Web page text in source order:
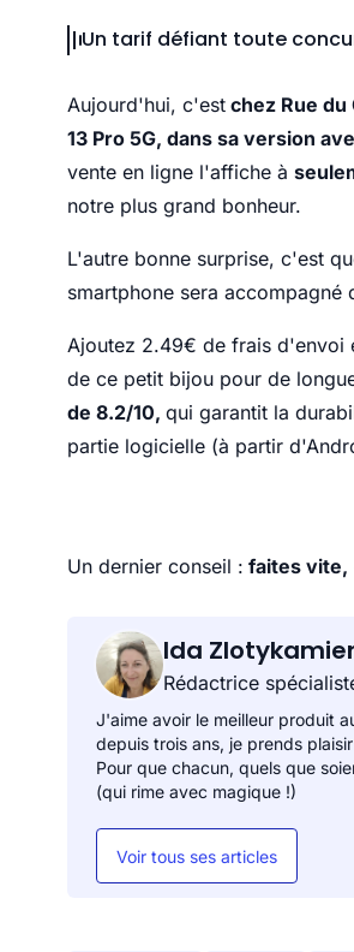
Un tarif défiant toute
Aujourd'hui, c'est chez Rue
13 Pro 5G, dans sa version
vente en ligne l'affiche à
notre plus grand bonheur.
L'autre bonne surprise, c'est
smartphone sera accompagné
Ajoutez 2.49€ de frais d'envoi
de ce petit bijou pour de
de 8.2/10, qui garantit la
partie logicielle (à partir
Un dernier conseil : faites vite,
Ida
Rédactrice
J'aime avoir le meilleur produit
depuis trois ans, je prends
Pour que chacun, quels que
(qui rime avec magique !)
Voir tous ses articles